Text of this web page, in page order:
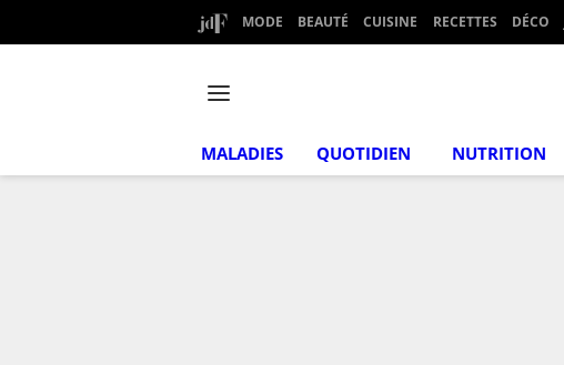
MODE BEAUTÉ CUISINE RECETTES DÉCO
MALADIES QUOTIDIEN NUTRITION